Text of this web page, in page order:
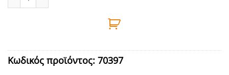
Κωδικός προϊόντος: 70397